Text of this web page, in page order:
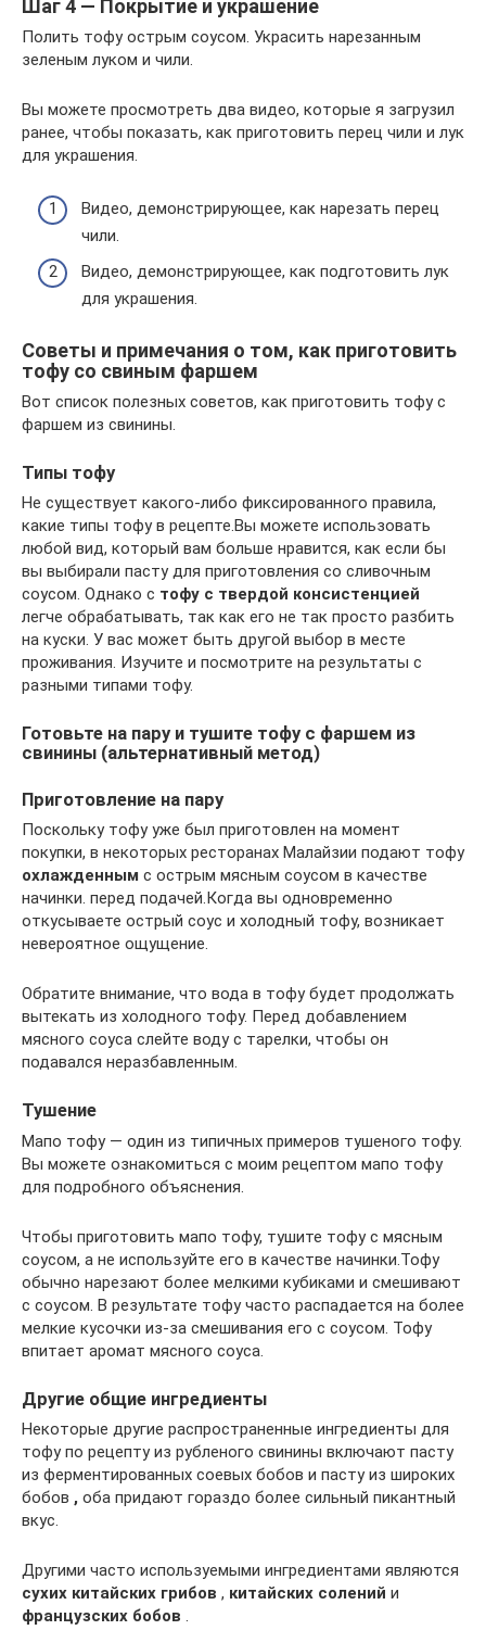
Шаг 4 — Покрытие и украшение
Полить тофу острым соусом. Украсить нарезанным
зеленым луком и чили.
Вы можете просмотреть два видео, которые я загрузил
ранее, чтобы показать, как приготовить перец чили и лук
для украшения.
Видео, демонстрирующее, как нарезать перец
чили.
Видео, демонстрирующее, как подготовить лук
для украшения.
Советы и примечания о том, как приготовить
тофу со свиным фаршем
Вот список полезных советов, как приготовить тофу с
фаршем из свинины.
Типы тофу
Не существует какого-либо фиксированного правила,
какие типы тофу в рецепте.Вы можете использовать
любой вид, который вам больше нравится, как если бы
вы выбирали пасту для приготовления со сливочным
соусом. Однако с тофу с твердой консистенцией
легче обрабатывать, так как его не так просто разбить
на куски. У вас может быть другой выбор в месте
проживания. Изучите и посмотрите на результаты с
разными типами тофу.
Готовьте на пару и тушите тофу с фаршем из
свинины (альтернативный метод)
Приготовление на пару
Поскольку тофу уже был приготовлен на момент
покупки, в некоторых ресторанах Малайзии подают тофу
охлажденным с острым мясным соусом в качестве
начинки. перед подачей.Когда вы одновременно
откусываете острый соус и холодный тофу, возникает
невероятное ощущение.
Обратите внимание, что вода в тофу будет продолжать
вытекать из холодного тофу. Перед добавлением
мясного соуса слейте воду с тарелки, чтобы он
подавался неразбавленным.
Тушение
Мапо тофу — один из типичных примеров тушеного тофу.
Вы можете ознакомиться с моим рецептом мапо тофу
для подробного объяснения.
Чтобы приготовить мапо тофу, тушите тофу с мясным
соусом, а не используйте его в качестве начинки.Тофу
обычно нарезают более мелкими кубиками и смешивают
с соусом. В результате тофу часто распадается на более
мелкие кусочки из-за смешивания его с соусом. Тофу
впитает аромат мясного соуса.
Другие общие ингредиенты
Некоторые другие распространенные ингредиенты для
тофу по рецепту из рубленого свинины включают пасту
из ферментированных соевых бобов и пасту из широких
бобов , оба придают гораздо более сильный пикантный
вкус.
Другими часто используемыми ингредиентами являются
сухих китайских грибов , китайских солений и
французских бобов .